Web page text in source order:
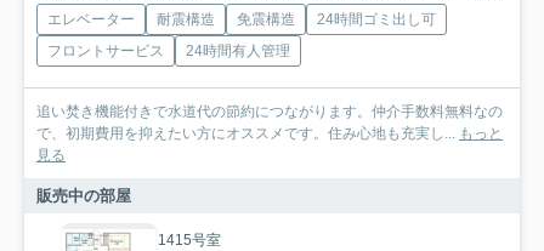
エレベーター 耐震構造 免震構造
24時間ゴミ出し可
フロントサービス
24時間有人管理
追い焚き機能付きで水道代の節約につながります。仲介手数料無料なの
で、初期費用を抑えたい方にオススメです。住み心地も充実し...
もっと
見る
販売中の部屋
1415号室